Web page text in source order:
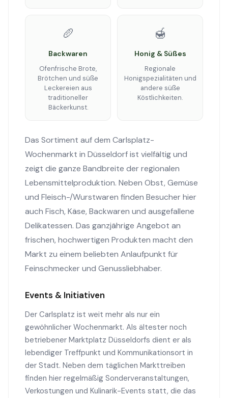
🥖
Backwaren
Ofenfrische Brote,
Brötchen und süße
Leckereien aus
traditioneller
Bäckerkunst.
🍯
Honig & Süßes
Regionale
Honigspezialitäten und
andere süße
Köstlichkeiten.
Das Sortiment auf dem Carlsplatz-
Wochenmarkt in Düsseldorf ist vielfältig und
zeigt die ganze Bandbreite der regionalen
Lebensmittelproduktion. Neben Obst, Gemüse
und Fleisch-/Wurstwaren finden Besucher hier
auch Fisch, Käse, Backwaren und ausgefallene
Delikatessen. Das ganzjährige Angebot an
frischen, hochwertigen Produkten macht den
Markt zu einem beliebten Anlaufpunkt für
Feinschmecker und Genussliebhaber.
Events & Initiativen
Der Carlsplatz ist weit mehr als nur ein
gewöhnlicher Wochenmarkt. Als ältester noch
betriebener Marktplatz Düsseldorfs dient er als
lebendiger Treffpunkt und Kommunikationsort in
der Stadt. Neben dem täglichen Markttreiben
finden hier regelmäßig Sonderveranstaltungen,
Verkostungen und Kulinarik-Events statt, die das